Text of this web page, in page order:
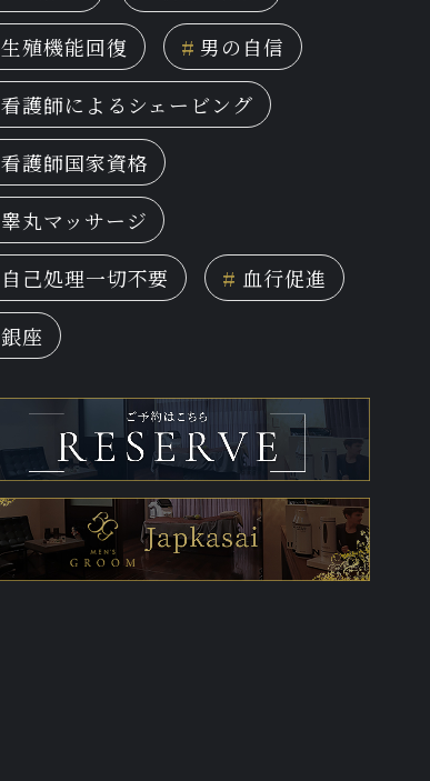
生殖機能回復 # 男の自信
看護師によるシェービング
看護師国家資格
睾丸マッサージ
自己処理一切不要 # 血行促進
銀座